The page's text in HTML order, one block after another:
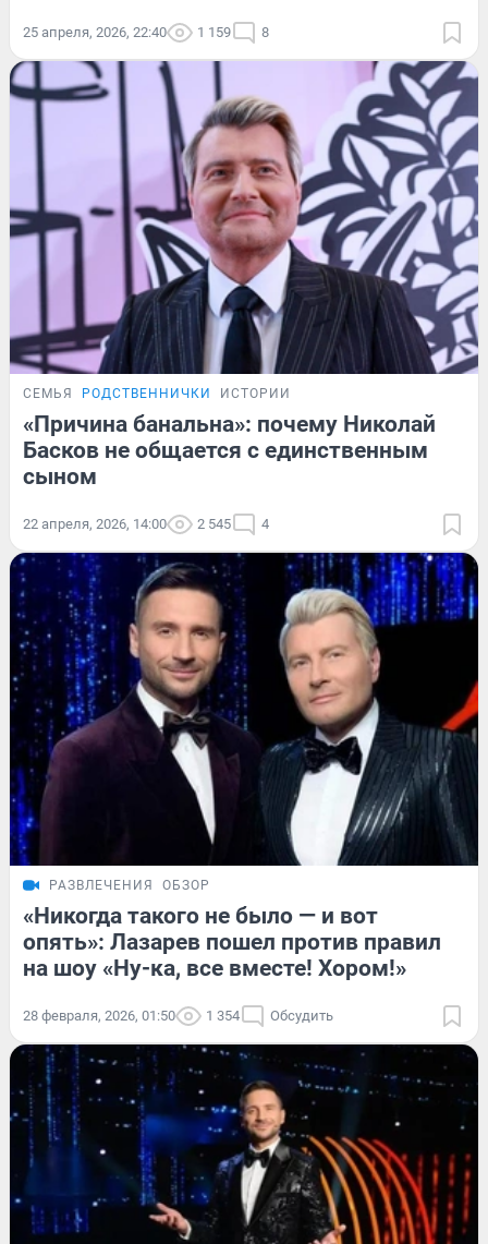
25 апреля, 2026, 22:40 1 159 8
СЕМЬЯ РОДСТВЕННИЧКИ ИСТОРИИ
«Причина банальна»: почему Николай
Басков не общается с единственным
сыном
22 апреля, 2026, 14:00 2 545 4
РАЗВЛЕЧЕНИЯ ОБЗОР
«Никогда такого не было — и вот
опять»: Лазарев пошел против правил
на шоу «Ну-ка, все вместе! Хором!»
28 февраля, 2026, 01:50 1 354 Обсудить